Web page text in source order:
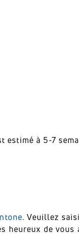
à 5-7
.Veuillez
heureux de vous